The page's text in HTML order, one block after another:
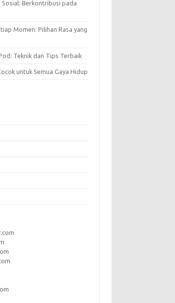
Sosial: Berkontribusi pada
Momen: Pilihan Rasa yang
Teknik dan Tips Terbaik
untuk Semua Gaya Hidup